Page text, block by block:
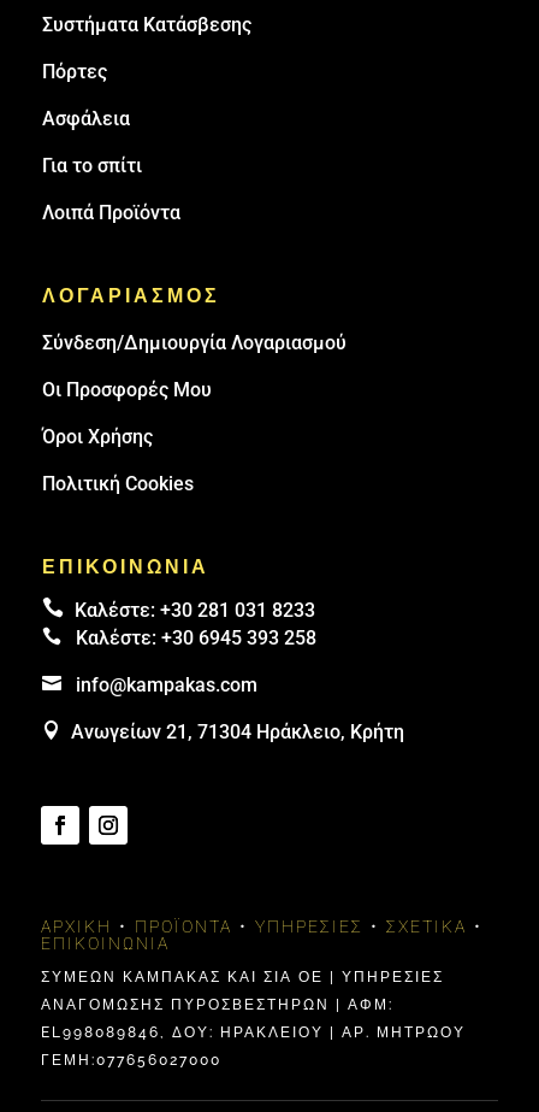
Συστήματα Κατάσβεσης
Πόρτες
Ασφάλεια
Για το σπίτι
Λοιπά Προϊόντα
ΛΟΓΑΡΙΑΣΜΟΣ
Σύνδεση/Δημιουργία Λογαριασμού
Οι Προσφορές Μου
Όροι Χρήσης
Πολιτική Cookies
ΕΠΙΚΟΙΝΩΝΙΑ
 Καλέστε: +30 281 031 8233
 Καλέστε: +30 6945 393 258
 info@kampakas.com
 Ανωγείων 21, 71304 Ηράκλειο, Κρήτη
ΑΡΧΙΚΉ • ΠΡΟΪΌΝΤΑ • ΥΠΗΡΕΣΊΕΣ • ΣΧΕΤΙΚΆ •
ΕΠΙΚΟΙΝΩΝΊΑ
ΣΥΜΕΩΝ ΚΑΜΠΑΚΑΣ ΚΑΙ ΣΙΑ ΟΕ | ΥΠΗΡΕΣΙΕΣ
ΑΝΑΓΟΜΩΣΗΣ ΠΥΡΟΣΒΕΣΤΗΡΩΝ | ΑΦΜ:
EL998089846, ΔΟΥ: ΗΡΑΚΛΕΊΟΥ | ΑΡ. ΜΗΤΡΩΟΥ
ΓΕΜΗ:077656027000